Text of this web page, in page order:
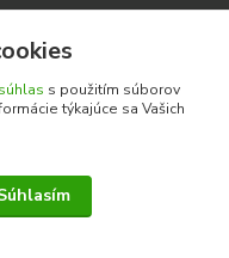
s.r.o. • IBAN:
súhlas s použitím súborov
týkajúce sa Vašich